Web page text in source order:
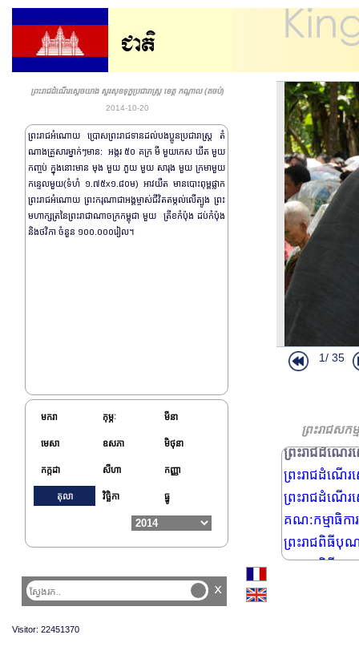
ព្រះរាជដំណើរសេ្តចយាង សួរសុខទុក្ខប្រជារាស្រ្ត ខេត្ត កណ្តាល (តចប់)
2014-10-20
ព្រះរាជអំណោយ ប្រោសព្រះរាជទានដល់បងប្អូនប្រជារាស្រ្ត តំ
ណាងគ្រួសារម្នាក់ៗមាន: អង្ករ ៥០ គក្រ មី មួយកេស ឃឹត មួយ
កញ្ចប់ ក្នុងនោះមាន មុង មួយ ភួយ មួយ សារុង មួយ ក្រមាមួយ
កន្ទេល​មួយ(ទំហំ ១.៧៥x១.៨០ម) អាវយឺត មានបោះពុម្ពផ្លាក
ព្រះរាជអំណោយ ព្រះករុណាជាអង្គម្ចាស់ជីវិតតម្កល់លើត្បូង ព្រះ
មហាក្សត្រនៃព្រះរាជាណាចក្រកម្ពុជា មួយ ត្រីខកំប៉ុង ដប់កំប៉ុង
និងថវិកា ចំនួន ១០០.០០០រៀល។
មករា កុម្ភៈ មីនា
មេសា ឧសភា មិថុនា
កក្កដា សីហា កញ្ញា
តុលា វិច្ឆិកា ធ្នូ
1/ 35
ព្រះរាជសក
ព្រះរាជពិធីថ្
នាយករដ្ឋមន្ត្រី
ព្រះរាជពិធី ថ្វ
មហាមិទ្ទិញអប
ព្រះរាជពិធីថ្វ
ព្រះរាជពិធីថ្វា
ព្រះរាជពិធីបុ
ព្រះរាជពិធីបុ
ព្រះរាជពិធីបុ
ព្រះរាជពិធីថ្
ព្រះរាជដំណើរ
ព្រះរាជដំណើរ
ព្រះរាជដំណើរ
គណ:កម្មាធិកា
ព្រះរាជពិធីបុណ្
ព្រះរាជពិធីបុណ្
x
Visitor: 22451370